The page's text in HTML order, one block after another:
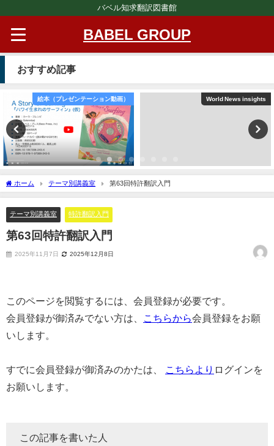
バベル知求翻訳図書館
BABEL GROUP
おすすめ記事
絵本（プレゼンテーション動画） World News insights
ホーム テーマ別講義室 第63回特許翻訳入門
テーマ別講義室 特許翻訳入門
第63回特許翻訳入門
2025年11月7日 2025年12月8日
このページを閲覧するには、会員登録が必要です。
会員登録が御済みでない方は、
こちらから会員登録をお願
いします。
すでに会員登録が御済みのかたは、 こちらより ログインを
お願いします。
この記事を書いた人